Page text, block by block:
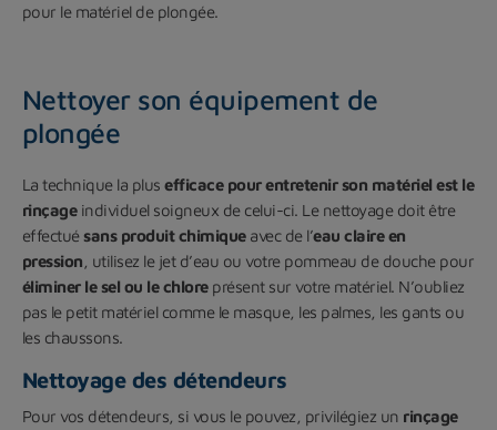
pour le matériel de plongée.
Nettoyer son équipement de
plongée
La technique la plusefficace pour entretenir son matériel est le
rinçageindividuel soigneux de celui-ci. Le nettoyage doit être
effectué sans produit chimiqueavec de l’eau claire en
pression , utilisez le jet d’eau ou votre pommeau de douche pour
éliminer le sel ou le chloreprésent sur votre matériel. N’oubliez
pas le petit matériel comme le masque, les palmes, les gants ou
les chaussons.
Nettoyage des détendeurs
Pour vos détendeurs, si vous le pouvez, privilégiez un rinçage